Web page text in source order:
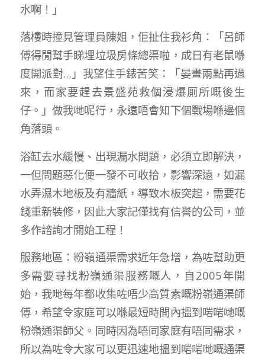
水啊！」
落樓時撞見管理員陳姐，佢扯住我衫角：「呂師
傅得閒幫手睇埋垃圾房條總渠啦，成日有老鼠喺
度開派對…」我望住手錶苦笑：「晏晝兩點再過
來，而家要趕去景盛苑救個浸爆厠所嘅後生
仔。」做我哋呢行，永遠唔會知下個戰場喺邊個
角落頭。
浴缸去水緩慢、出現漏水問題，必須立即解決，
一但問題惡化便一發不可收拾，影響深遠，如漏
水弄濕木地板及有牆紙，導致木板突起，需要花
錢重新裝修，因此大家記僅找有信譽的公司，並
多作諮詢才開始工程！
服務地區：粉嶺通渠需求近年急增，為咗幫助更
多需要尋找粉嶺通渠服務嘅人，自2005年開
始，我哋每年都收集咗唔少高質素嘅粉嶺通渠師
傅，希望令家庭可以喺最短時間內搵到啱啱哋嘅
粉嶺通渠師父。同時因為唔同家庭有唔同需求，
所以為咗令大家可以更迅速地搵到啱啱哋嘅通渠